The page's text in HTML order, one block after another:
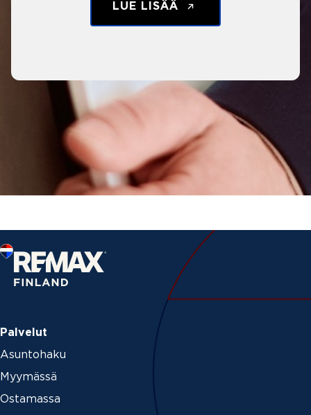
LUE LISÄÄ
Palvelut
Asuntohaku
Myymässä
Ostamassa